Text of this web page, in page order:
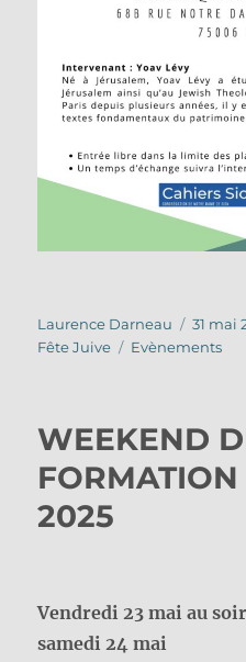
Auteur
Laurence Darneau
Publié
le
31 mai
Fête Juive
Étiquettes
Evènements
WEEKEND
2025
Vendredi 23 mai au
samedi 24 mai